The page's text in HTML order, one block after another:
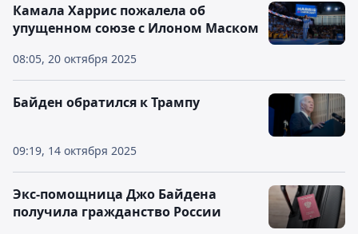
08:05, 20 октября 2025
Камала Харрис пожалела об
упущенном союзе с Илоном Маском
09:19, 14 октября 2025
Байден обратился к Трампу
Экс-помощница Джо Байдена
получила гражданство России